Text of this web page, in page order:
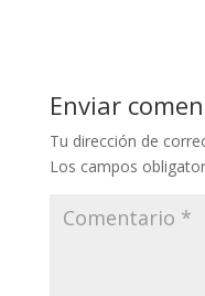
Enviar
Tu dirección de
Los campos